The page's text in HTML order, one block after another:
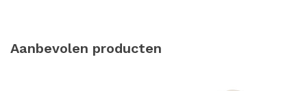
Aanbevolen producten